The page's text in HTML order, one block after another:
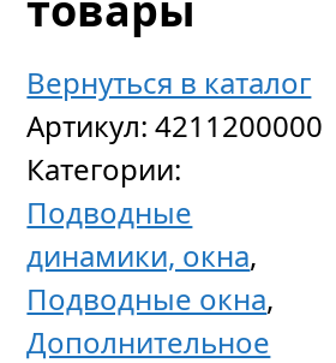
Вернуться в каталог
Артикул:4211200000
Категории:
Подводные
динамики, окна,
Подводные окна,
Дополнительное